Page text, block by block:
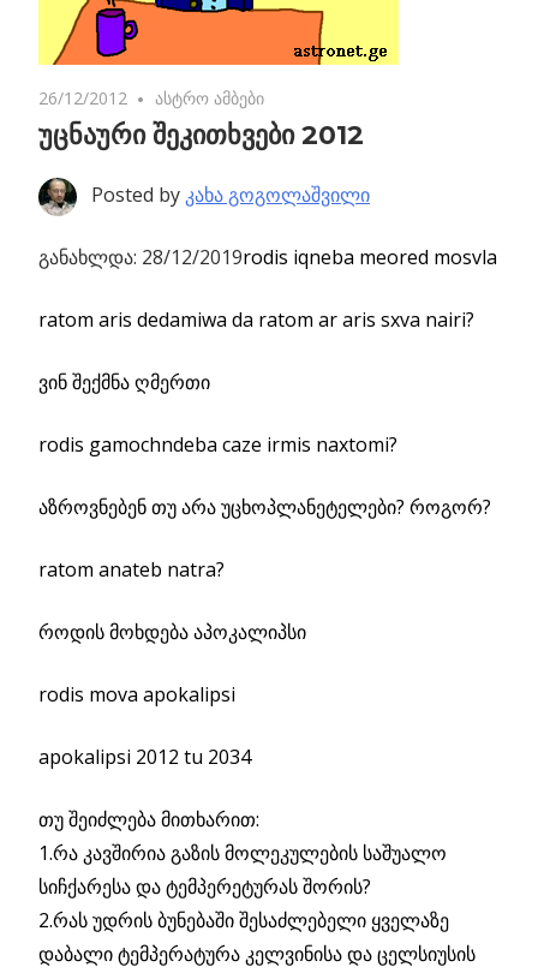
26/12/2012 8 comments
ასტრო ამბები
უცნაური შეკითხვები 2012
Posted by კახა გოგოლაშვილი
განახლდა: 28/12/2019rodis iqneba meored mosvla
ratom aris dedamiwa da ratom ar aris sxva nairi?
ვინ შექმნა ღმერთი
rodis gamochndeba caze irmis naxtomi?
აზროვნებენ თუ არა უცხოპლანეტელები? როგორ?
ratom anateb natra?
როდის მოხდება აპოკალიპსი
rodis mova apokalipsi
apokalipsi 2012 tu 2034
თუ შეიძლება მითხარით:
1.რა კავშირია გაზის მოლეკულების საშუალო
სიჩქარესა და ტემპერეტურას შორის?
2.რას უდრის ბუნებაში შესაძლებელი ყველაზე
დაბალი ტემპერატურა კელვინისა და ცელსიუსის